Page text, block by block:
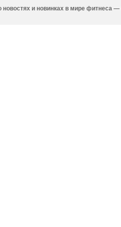
новостях и новинках в мире фитнеса